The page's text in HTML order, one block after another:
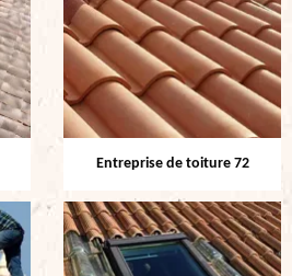
Entreprise de toiture 72